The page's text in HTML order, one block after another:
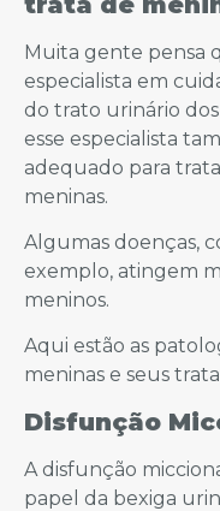
Muita gente pensa
especialista em
do trato urinário
esse especialista
adequado para
meninas.
Algumas doenças,
exemplo, atingem
meninos.
Aqui estão as
meninas e seus
Disfunção
A disfunção
papel da bexiga